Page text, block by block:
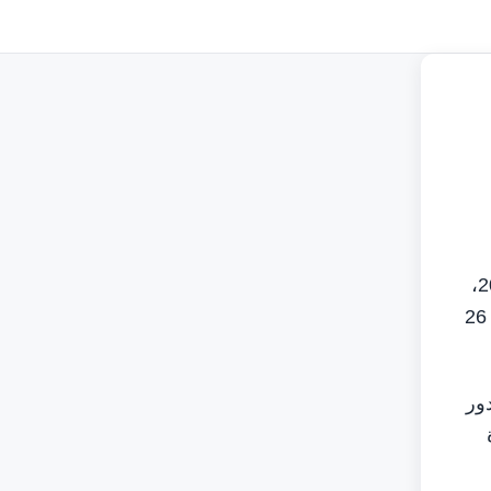
الفجيرة في 25 يونيو /وام/ تشهد انتخابات مجلس إدارة غرفة تجارة وصناعة الفجيرة للدورة السادسة عشرة 2026 – 2029،
التي تجرى يوم 2 يوليو المقبل، حراكاً لافتاً في أوساط مجتمع الأعمال، عقب اعتماد القائمة النهائية للمرشحين التي ضمت 26